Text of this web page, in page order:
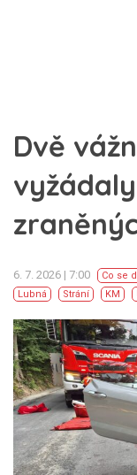
Dvě
6. 7. 2026 | 7:00 Co se
Lubná
Strání KM